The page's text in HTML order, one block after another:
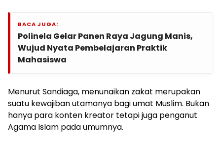
BACA JUGA:
Polinela Gelar Panen Raya Jagung Manis,
Wujud Nyata Pembelajaran Praktik
Mahasiswa
Menurut Sandiaga, menunaikan zakat merupakan
suatu kewajiban utamanya bagi umat Muslim. Bukan
hanya para konten kreator tetapi juga penganut
Agama Islam pada umumnya.